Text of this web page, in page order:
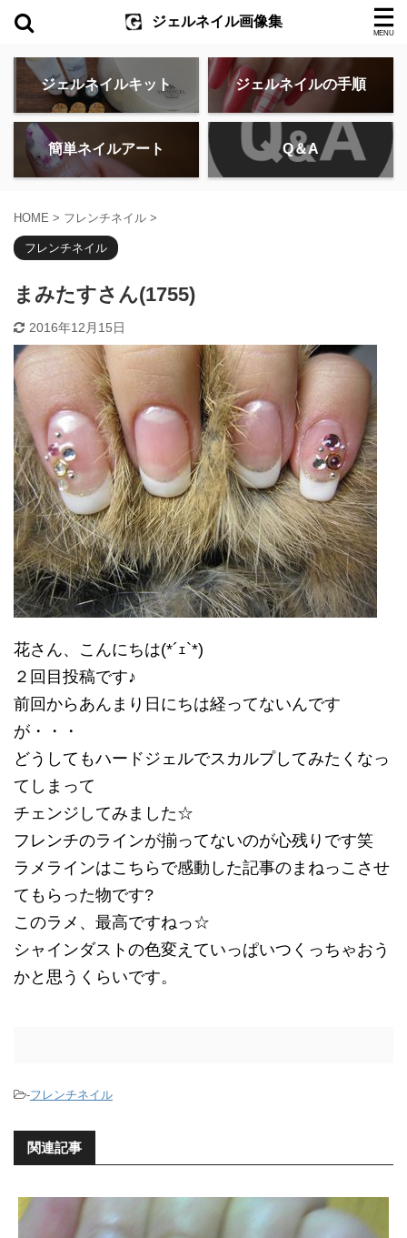
ジェルネイル画像集
ジェルネイルキット ジェルネイルの手順
簡単ネイルアート Q＆A
HOME > フレンチネイル >
フレンチネイル
まみたすさん(1755)
2016年12月15日
花さん、こんにちは(*´ｪ`*)
２回目投稿です♪
前回からあんまり日にちは経ってないんです
が・・・
どうしてもハードジェルでスカルプしてみたくなっ
てしまって
チェンジしてみました☆
フレンチのラインが揃ってないのが心残りです笑
ラメラインはこちらで感動した記事のまねっこさせ
てもらった物です?
このラメ、最高ですねっ☆
シャインダストの色変えていっぱいつくっちゃおう
かと思うくらいです。
-フレンチネイル
関連記事